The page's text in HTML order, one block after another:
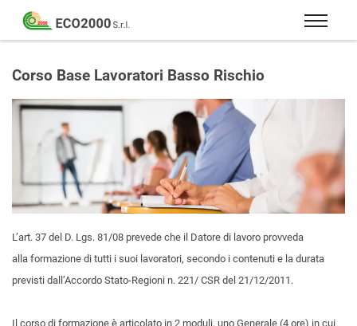
Eco
2000
Formazione
consulenza
per
sicurezza
lavoro
–
81/08
Corso Base Lavoratori Basso Rischio
L’art. 37 del D. Lgs. 81/08 prevede che il Datore di lavoro provveda
alla formazione di tutti i suoi lavoratori, secondo i contenuti e la durata
previsti dall’Accordo Stato-Regioni n. 221/ CSR del 21/12/2011.
Il corso di formazione è articolato in 2 moduli, uno Generale (4 ore) in cui